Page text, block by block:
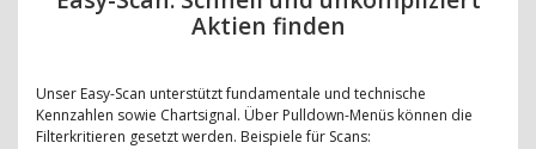
Aktien finden
Unser Easy-Scan unterstützt fundamentale und technische
Kennzahlen sowie Chartsignal. Über Pulldown-Menüs können die
Filterkritieren gesetzt werden. Beispiele für Scans: